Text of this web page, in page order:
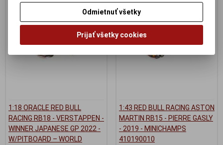
Náš TIP
1:18 ORACLE RED BULL
RACING RB18 - VERSTAPPEN -
WINNER JAPANESE GP 2022 -
W/PITBOARD – WORLD
1:43 RED BULL RACING ASTON
MARTIN RB15 - PIERRE GASLY
- 2019 - MINICHAMPS
410190010
Odmietnuť všetky
Prijať všetky cookies